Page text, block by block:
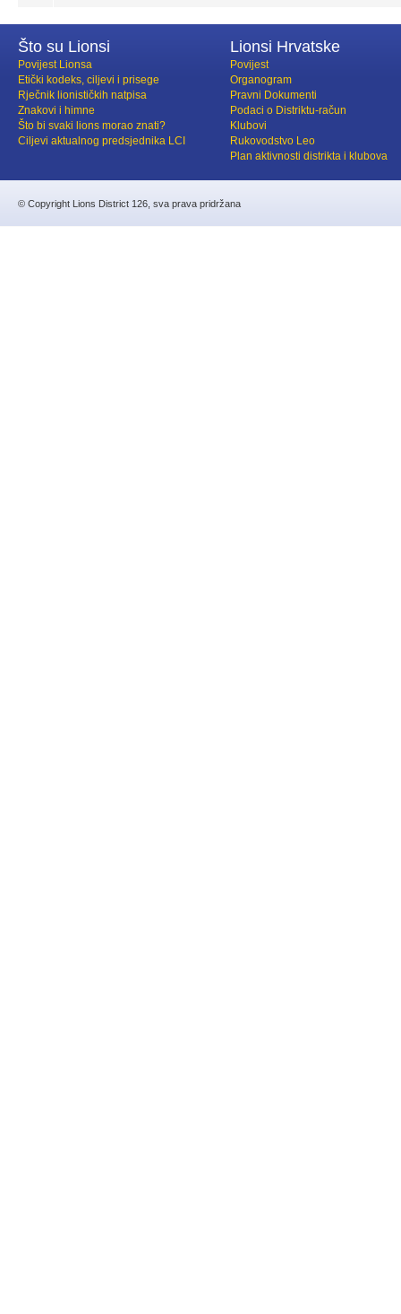
Što su Lionsi
Povijest Lionsa
Etički kodeks, ciljevi i prisege
Rječnik lionističkih natpisa
Znakovi i himne
Što bi svaki lions morao znati?
Ciljevi aktualnog predsjednika LCI
Lionsi Hrvatske
Povijest
Organogram
Pravni Dokumenti
Podaci o Distriktu-račun
Klubovi
Rukovodstvo Leo
Plan aktivnosti distrikta i klubova
© Copyright Lions District 126, sva prava pridržana